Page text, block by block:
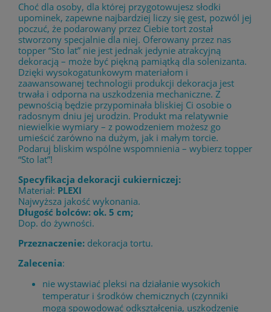
Choć dla osoby, dla której przygotowujesz słodki
upominek, zapewne najbardziej liczy się gest, pozwól jej
poczuć, że podarowany przez Ciebie tort został
stworzony specjalnie dla niej. Oferowany przez nas
topper “Sto lat” nie jest jednak jedynie atrakcyjną
dekoracją – może być piękną pamiątką dla solenizanta.
Dzięki wysokogatunkowym materiałom i
zaawansowanej technologii produkcji dekoracja jest
trwała i odporna na uszkodzenia mechaniczne. Z
pewnością będzie przypominała bliskiej Ci osobie o
radosnym dniu jej urodzin. Produkt ma relatywnie
niewielkie wymiary – z powodzeniem możesz go
umieścić zarówno na dużym, jak i małym torcie.
Podaruj bliskim wspólne wspomnienia – wybierz topper
“Sto lat”!
Specyfikacja dekoracji cukierniczej:
Materiał: PLEXI
Najwyższa jakość wykonania.
Długość bolców: ok. 5 cm;
Dop. do żywności.
Przeznaczenie: dekoracja tortu.
Zalecenia:
nie wystawiać pleksi na działanie wysokich
temperatur i środków chemicznych (czynniki
mogą spowodować odkształcenia, uszkodzenie